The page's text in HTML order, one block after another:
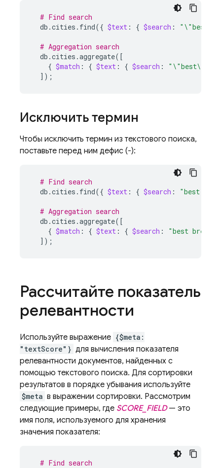
# Find search
db.cities.find({ $text : { $search : "\"best\"
# Aggregation search
db.cities.aggregate([
{ $match : { $text : { $search :
"\"best\"
]) ;
Исключить термин
Чтобы исключить термин из текстового поиска,
поставьте перед ним дефис (-):
# Find search
db.cities.find({ $text : { $search : "best
# Aggregation search
db.cities.aggregate([
{ $match : { $text : { $search :
"best bread
]) ;
Рассчитайте показатель
релевантности
Используйте выражение {$meta:
"textScore"} для вычисления показателя
релевантности документов, найденных с
помощью текстового поиска. Для сортировки
результатов в порядке убывания используйте
$meta в выражении сортировки. Рассмотрим
следующие примеры, где SCORE_FIELD— это
имя поля, используемого для хранения
значения показателя:
# Find search